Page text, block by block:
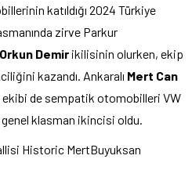
katıldığı 2024 Türkiye
zirve Parkur
Demir ikilisinin olurken, ekip
kazandı. Ankaralı Mert Can
ekibi de sempatik otomobilleri VW
klasman ikincisi oldu.